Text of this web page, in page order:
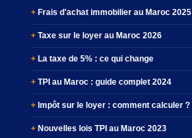
Frais d'achat immobilier au Maroc 2025
Taxe sur le loyer au Maroc 2026
La taxe de 5% : ce qui change
TPI au Maroc : guide complet 2024
Impôt sur le loyer : comment calculer ?
Nouvelles lois TPI au Maroc 2023